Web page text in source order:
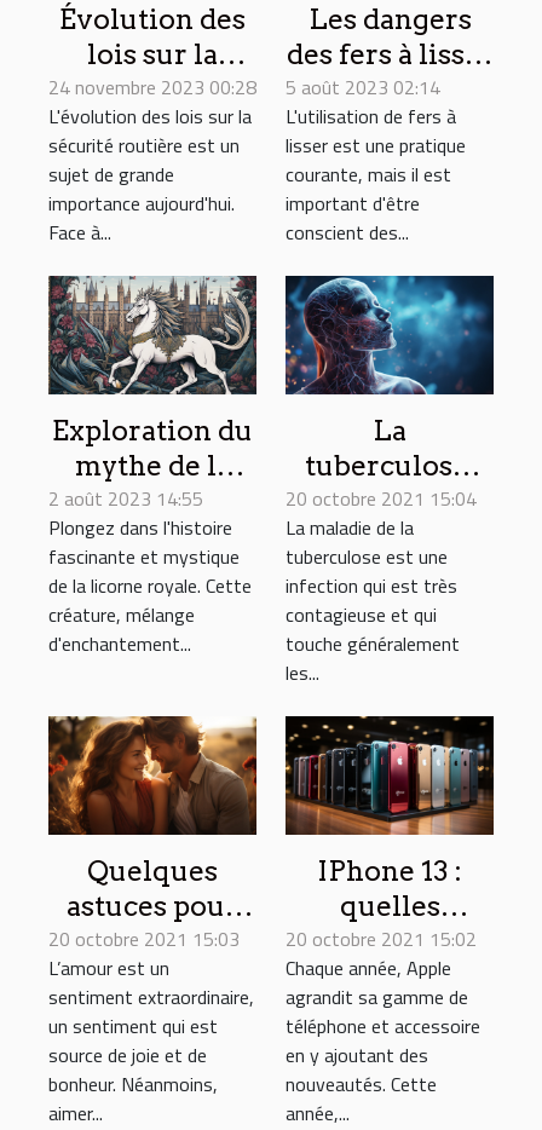
Évolution des
lois sur la
sécurité
routière pour
minimiser les
accidents de la
24 novembre 2023 00:28
L'évolution des lois sur la
sécurité routière est un
sujet de grande
importance aujourd'hui.
Face à...
Les dangers
des fers à lisser
bon marché :
Que faut-il
savoir?
5 août 2023 02:14
L'utilisation de fers à
lisser est une pratique
courante, mais il est
important d'être
conscient des...
Exploration du
mythe de la
licorne royale
à travers
l'histoire
2 août 2023 14:55
Plongez dans l'histoire
fascinante et mystique
de la licorne royale. Cette
créature, mélange
d'enchantement...
La
tuberculose,
parlons de ses
causes et
symptômes
20 octobre 2021 15:04
La maladie de la
tuberculose est une
infection qui est très
contagieuse et qui
touche généralement
les...
Quelques
astuces pour
maintenir une
relation
amoureuse
20 octobre 2021 15:03
L’amour est un
sentiment extraordinaire,
un sentiment qui est
source de joie et de
bonheur. Néanmoins,
aimer...
IPhone 13 :
quelles
nouveautés
apporte-t-il ?
20 octobre 2021 15:02
Chaque année, Apple
agrandit sa gamme de
téléphone et accessoire
en y ajoutant des
nouveautés. Cette
année,...